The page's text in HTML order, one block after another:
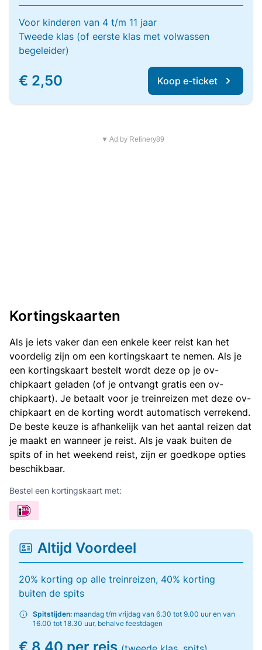
Voor kinderen van 4 t/m 11 jaar
Tweede klas (of eerste klas met volwassen
begeleider)
€ 2,50 Koop e-ticket
▼ Ad by Refinery89
Kortingskaarten
Als je iets vaker dan een enkele keer reist kan het
voordelig zijn om een kortingskaart te nemen. Als je
een kortingskaart bestelt wordt deze op je ov-
chipkaart geladen (of je ontvangt gratis een ov-
chipkaart). Je betaalt voor je treinreizen met deze ov-
chipkaart en de korting wordt automatisch verrekend.
De beste keuze is afhankelijk van het aantal reizen dat
je maakt en wanneer je reist. Als je vaak buiten de
spits of in het weekend reist, zijn er goedkope opties
beschikbaar.
Bestel een kortingskaart met:
Altijd Voordeel
20% korting op alle treinreizen, 40% korting
buiten de spits
Spitstijden: maandag t/m vrijdag van 6.30 tot 9.00 uur en van
16.00 tot 18.30 uur, behalve feestdagen